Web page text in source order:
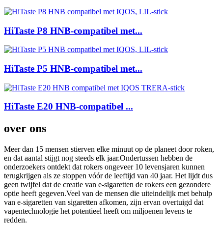
HiTaste P8 HNB-compatibel met...
HiTaste P5 HNB-compatibel met...
HiTaste E20 HNB-compatibel ...
over ons
Meer dan 15 mensen stierven elke minuut op de planeet door roken,
en dat aantal stijgt nog steeds elk jaar.Ondertussen hebben de
onderzoekers ontdekt dat rokers ongeveer 10 levensjaren kunnen
terugkrijgen als ze stoppen vóór de leeftijd van 40 jaar. Het lijdt dus
geen twijfel dat de creatie van e-sigaretten de rokers een gezondere
optie heeft gegeven.Veel van de mensen die uiteindelijk met behulp
van e-sigaretten van sigaretten afkomen, zijn ervan overtuigd dat
vapentechnologie het potentieel heeft om miljoenen levens te
redden.